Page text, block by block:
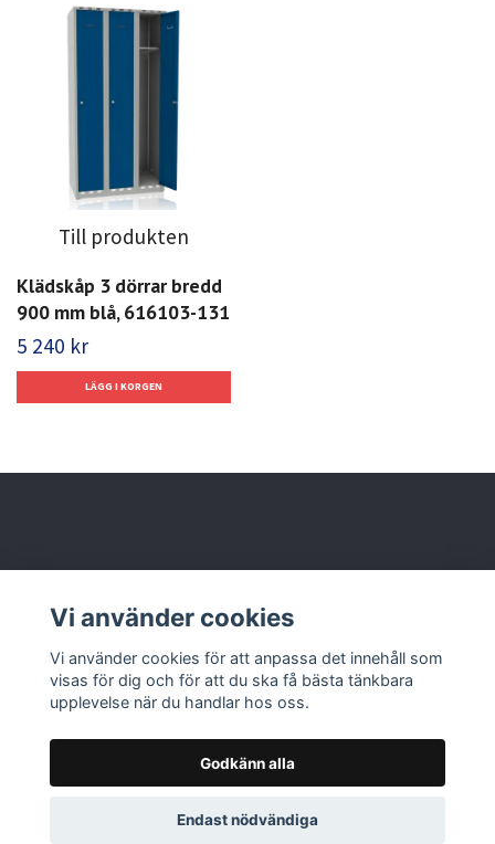
Till produkten
Klädskåp 3 dörrar bredd
900 mm blå, 616103-131
5 240 kr
Läs mer
© 2026 Nolbox AB
Vi använder cookies
Vi använder cookies för att anpassa det innehåll som
visas för dig och för att du ska få bästa tänkbara
upplevelse när du handlar hos oss.
Godkänn alla
Endast nödvändiga